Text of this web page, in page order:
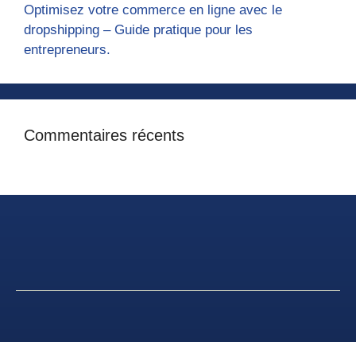
Optimisez votre commerce en ligne avec le
dropshipping – Guide pratique pour les
entrepreneurs.
Commentaires récents